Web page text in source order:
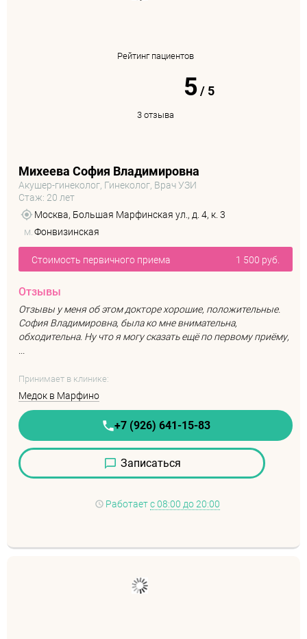
Рейтинг пациентов
5/5
3 отзыва
Михеева София Владимировна
Акушер-гинеколог, Гинеколог, Врач УЗИ
Стаж: 20 лет
Москва, Большая Марфинская ул., д. 4, к. 3
м. Фонвизинская
Стоимость первичного приема 1 500 руб.
Отзывы
Отзывы у меня об этом докторе хорошие, положительные.
София Владимировна, была ко мне внимательна,
обходительна. Ну что я могу сказать ещё по первому приёму,
Принимает в клинике:
Медок в Марфино
+7 (926) 641-15-83
Записаться
Работает с 08:00 до 20:00